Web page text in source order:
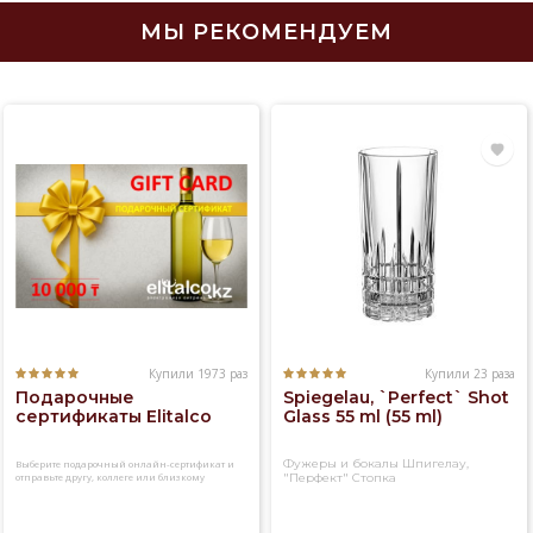
МЫ РЕКОМЕНДУЕМ
Купили 1973 раз
Подарочные
сертификаты Elitalco
Выберите подарочный онлайн-сертификат и
отправьте другу, коллеге или близкому
Купили 23 раза
Spiegelau, `Perfect` Shot
Glass 55 ml (55 ml)
Фужеры и бокалы Шпигелау,
"Перфект" Стопка